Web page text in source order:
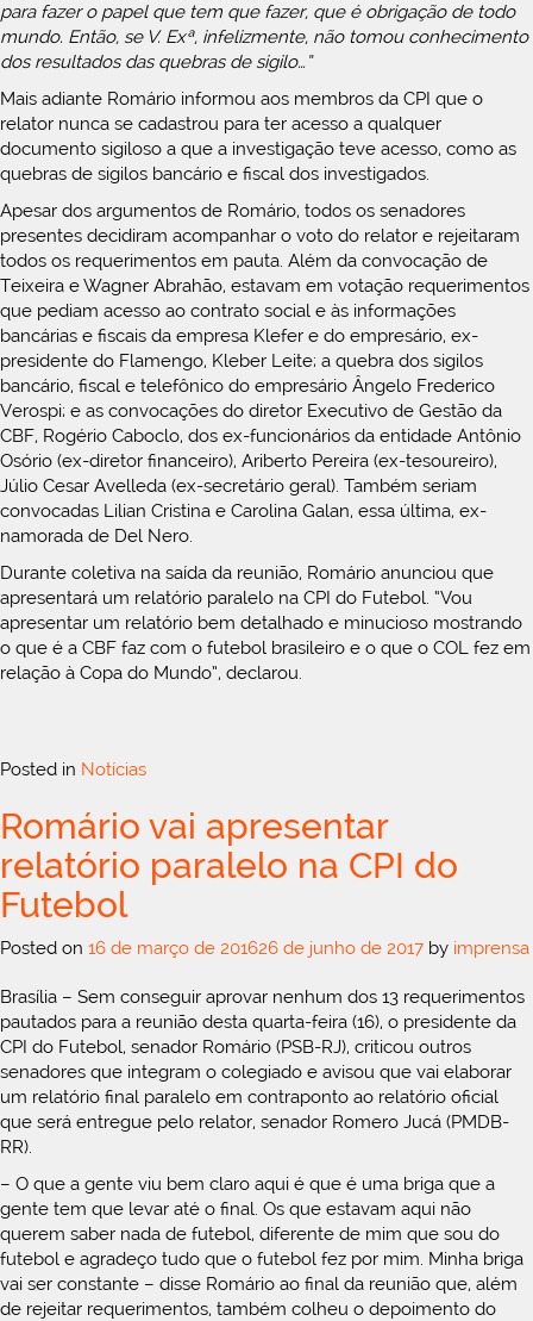
para fazer o papel que tem que fazer, que é obrigação de todo
mundo. Então, se V. Exª, infelizmente, não tomou conhecimento
dos resultados das quebras de sigilo…”
Mais adiante Romário informou aos membros da CPI que o
relator nunca se cadastrou para ter acesso a qualquer
documento sigiloso a que a investigação teve acesso, como as
quebras de sigilos bancário e fiscal dos investigados.
Apesar dos argumentos de Romário, todos os senadores
presentes decidiram acompanhar o voto do relator e rejeitaram
todos os requerimentos em pauta. Além da convocação de
Teixeira e Wagner Abrahão, estavam em votação requerimentos
que pediam acesso ao contrato social e às informações
bancárias e fiscais da empresa Klefer e do empresário, ex-
presidente do Flamengo, Kleber Leite; a quebra dos sigilos
bancário, fiscal e telefônico do empresário Ângelo Frederico
Verospi; e as convocações do diretor Executivo de Gestão da
CBF, Rogério Caboclo, dos ex-funcionários da entidade Antônio
Osório (ex-diretor financeiro), Ariberto Pereira (ex-tesoureiro),
Júlio Cesar Avelleda (ex-secretário geral). Também seriam
convocadas Lilian Cristina e Carolina Galan, essa última, ex-
namorada de Del Nero.
Durante coletiva na saída da reunião, Romário anunciou que
apresentará um relatório paralelo na CPI do Futebol. “Vou
apresentar um relatório bem detalhado e minucioso mostrando
o que é a CBF faz com o futebol brasileiro e o que o COL fez em
relação à Copa do Mundo”, declarou.
Posted in Notícias
Romário vai apresentar
relatório paralelo na CPI do
Futebol
Posted on 16 de março de 201626 de junho de 2017 by imprensa
Brasília – Sem conseguir aprovar nenhum dos 13 requerimentos
pautados para a reunião desta quarta-feira (16), o presidente da
CPI do Futebol, senador Romário (PSB-RJ), criticou outros
senadores que integram o colegiado e avisou que vai elaborar
um relatório final paralelo em contraponto ao relatório oficial
que será entregue pelo relator, senador Romero Jucá (PMDB-
RR).
– O que a gente viu bem claro aqui é que é uma briga que a
gente tem que levar até o final. Os que estavam aqui não
querem saber nada de futebol, diferente de mim que sou do
futebol e agradeço tudo que o futebol fez por mim. Minha briga
vai ser constante – disse Romário ao final da reunião que, além
de rejeitar requerimentos, também colheu o depoimento do